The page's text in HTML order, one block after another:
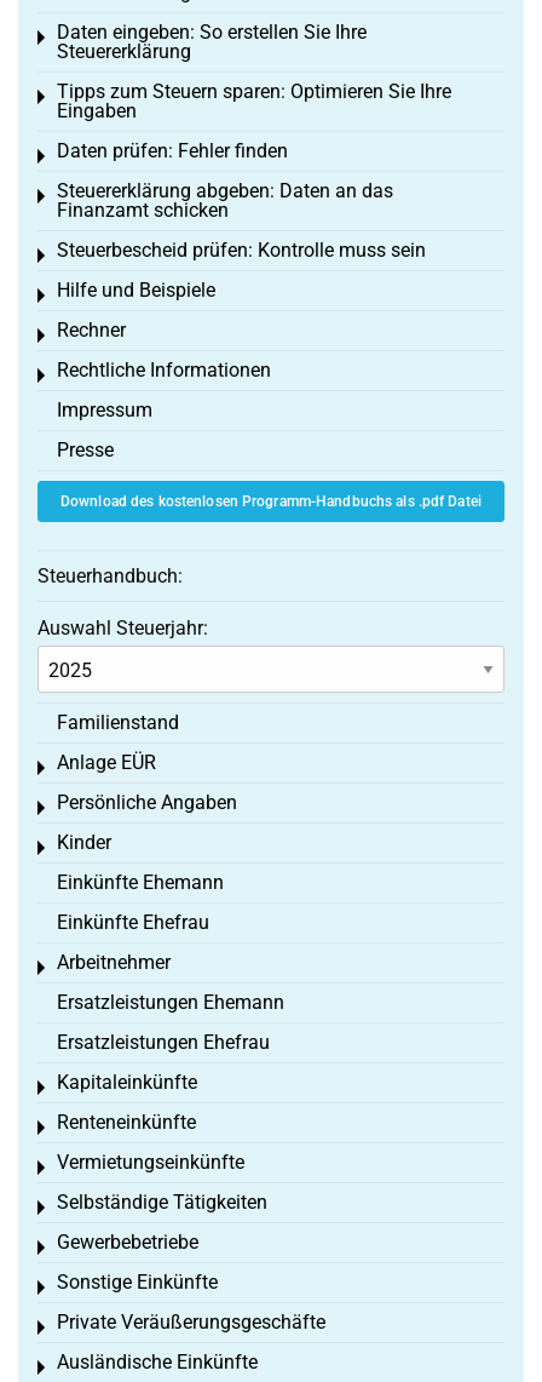
Daten eingeben: So erstellen Sie Ihre
Steuererklärung
Toggle menu
Tipps zum Steuern sparen: Optimieren Sie Ihre
Eingaben
Toggle menu
Daten prüfen: Fehler finden
Toggle menu
Steuererklärung abgeben: Daten an das
Finanzamt schicken
Toggle menu
Steuerbescheid prüfen: Kontrolle muss sein
Toggle menu
Hilfe und Beispiele
Toggle menu
Rechner
Toggle menu
Rechtliche Informationen
Toggle menu
Impressum
Presse
Download des kostenlosen Programm-Handbuchs als .pdf Datei
Steuerhandbuch:
Auswahl Steuerjahr:
Familienstand
Anlage EÜR
Toggle menu
Persönliche Angaben
Toggle menu
Kinder
Toggle menu
Einkünfte Ehemann
Einkünfte Ehefrau
Arbeitnehmer
Toggle menu
Ersatzleistungen Ehemann
Ersatzleistungen Ehefrau
Kapitaleinkünfte
Toggle menu
Renteneinkünfte
Toggle menu
Vermietungseinkünfte
Toggle menu
Selbständige Tätigkeiten
Toggle menu
Gewerbebetriebe
Toggle menu
Sonstige Einkünfte
Toggle menu
Private Veräußerungsgeschäfte
Toggle menu
Ausländische Einkünfte
Toggle menu